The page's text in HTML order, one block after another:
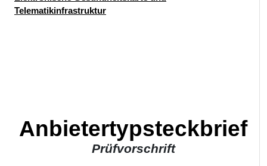
Telematikinfrastruktur
Anbietertypsteckbrief
Prüfvorschrift